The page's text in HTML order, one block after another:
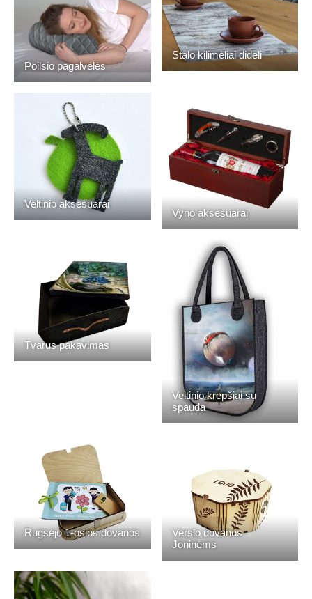
Poilsio pagalvėlės
Stalo kilimėliai dideli
Veltinio aksesuarai
Vyno aksesuarai
Tvarus pakavimas
Veltinio krepšiai su
spauda
Rugsėjo 1-osios dovanos
Verslo dovanos
Joninėms